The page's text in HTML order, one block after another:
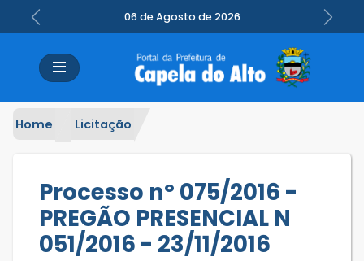
06 de Agosto de 2026
Previous Next
Home Licitação
Processo nº 075/2016 -
PREGÃO PRESENCIAL N
051/2016 - 23/11/2016